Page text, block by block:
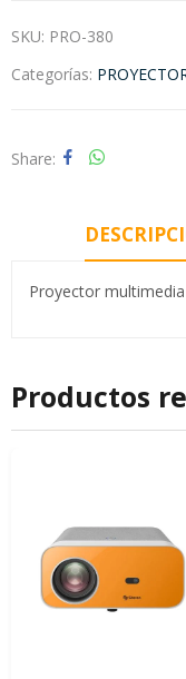
SKU: PRO-380
Categorías:
Share
Proyector
Productos